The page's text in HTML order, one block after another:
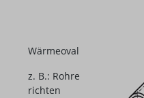
Wärmeoval
z. B.: Rohre
richten